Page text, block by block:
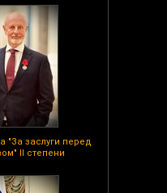
"За заслуги перед
II степени